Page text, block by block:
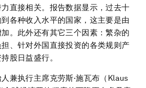
直接相关。报告数据显示，过去十
各种收入水平的国家，这主要是由
。此外还有其它三个因素：繁杂的
、针对外国直接投资的各类规则产
股日益盛行。
兼执行主席克劳斯·施瓦布（Klaus